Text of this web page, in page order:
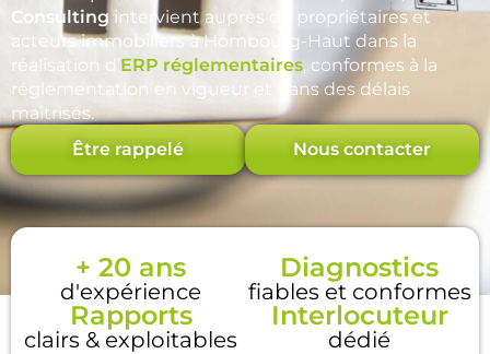
Consulting intervient auprès de propriétaires et
acteurs immobiliers à Hombourg-Haut dans la
réalisation d’ERP réglementaires, conformes à la
réglementation en vigueur et dans des délais
maîtrisés.
Être rappelé Nous contacter
+ 20 ans
d'expérience
Diagnostics
fiables et conformes
Rapports
clairs & exploitables
Interlocuteur
dédié